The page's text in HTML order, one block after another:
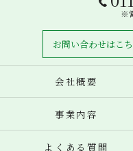
※
お問い合わせはこ
会社概要
事業内容
よくある質問